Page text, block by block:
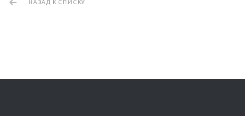
НАЗАД К СПИСКУ